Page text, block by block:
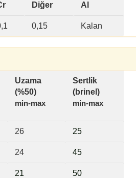
Diğer Al
0,15 Kalan
Uzama
(%50)
min-max
Sertlik
(brinel)
min-max
26 25
24 45
21 50